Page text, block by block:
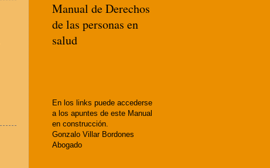
Manual de Derechos
de las personas en
salud
En los links puede accederse
a los apuntes de este Manual
en construcción.
Gonzalo Villar Bordones
Abogado